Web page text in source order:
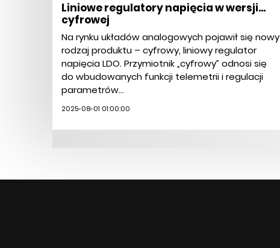
Liniowe regulatory napięcia w wersji...
cyfrowej
Na rynku układów analogowych pojawił się nowy
rodzaj produktu – cyfrowy, liniowy regulator
napięcia LDO. Przymiotnik „cyfrowy” odnosi się
do wbudowanych funkcji telemetrii i regulacji
parametrów...
2025-08-01 01:00:00